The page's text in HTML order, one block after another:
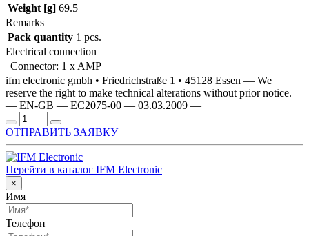
Weight [g] 69.5
Remarks
Pack quantity 1 pcs.
Electrical connection
Connector: 1 x AMP
ifm electronic gmbh • Friedrichstraße 1 • 45128 Essen — We
reserve the right to make technical alterations without prior notice.
— EN-GB — EC2075-00 — 03.03.2009 —
ОТПРАВИТЬ ЗАЯВКУ
Перейти в каталог IFM Electronic
×
Имя
Телефон